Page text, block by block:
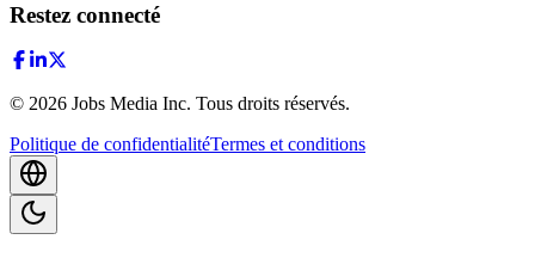
Restez connecté
© 2026 Jobs Media Inc. Tous droits réservés.
Politique de confidentialitéTermes et conditions